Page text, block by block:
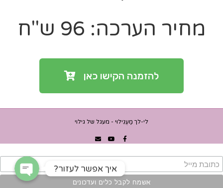
מחיר הערכה: 96 ש"ח
להזמנה הקישו כאן
לי-לך מַעְגִילוּי - מעגל של גילוי
?איך אפשר לעזור